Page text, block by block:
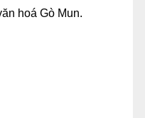
hoá Gò Mun.